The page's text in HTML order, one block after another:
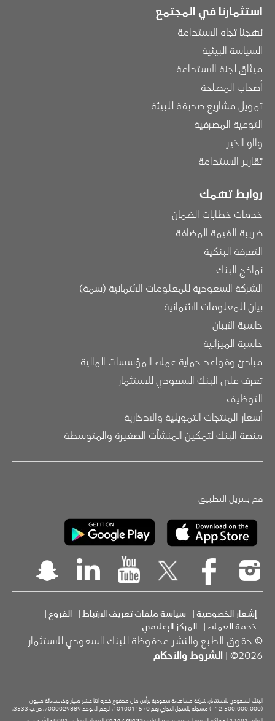
استثمارنا في المجتمع
نهجنا تجاه الاستدامة
السياسة البيئية
ميثاق لجنة الاستدامة
أصحاب المصلحة
تمويل مشاريع صديقة للبيئة
التوعية المصرفية
وااو الخير
تقارير الاستدامة
روابط تهمك
خدمات خطابات الضمان
ضريبة القيمة المضافة
التعرفة البنكية
نماذج البنك
الشركة السعودية للمعلومات الائتمانية (سمة)
بيان للمعلومات الائتمانية
حاسبة الآيبان
حاسبة الميزانية
مبادئ وقواعد حماية عملاء المؤسسات المالية
تعرف على البنك السعودي للاستثمار
التوظيف
أسعار المنتجات التمويلية والادخارية
منصة البنك لتمكين المنشآت الصغيرة والمتوسطة
قم بتنزيل التطبيق
إشعار الخصوصية| سياسة ملفات تعريف الارتباط| الفروع |
خدمة العملاء| المركز الإعلامي
© حقوق الطبع والنشر محفوظة للبنك السعودي للاستثمار
2026© |
الشروط والأحكام
البنك السعودي للاستثمار، شركة مساهمة سعودية برأس مال مدفوع قدره اثنا عشر مليار وخمسمائة مليون
(12,500,000,000
) مسجلة بالسجل التجاري رقم 1010011570، الرقم الموحد 7000029889، ص.ب 3533،